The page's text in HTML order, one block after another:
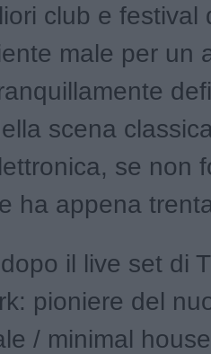
club e festival
male per un
scena
se non
ha appena
il live set di
pioniere del
/ minimal